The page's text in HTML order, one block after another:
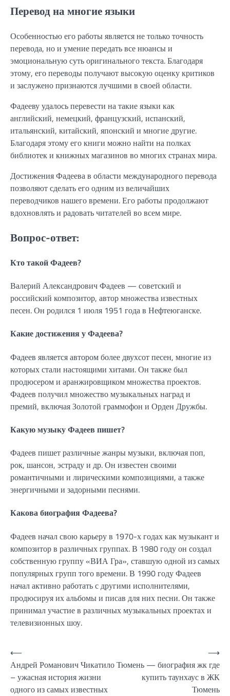
Перевод на многие языки
Особенностью его работы является не только точность
перевода, но и умение передать все нюансы и
эмоциональную суть оригинального текста. Благодаря
этому, его переводы получают высокую оценку критиков
и заслужено признаются лучшими в своей области.
Фадееву удалось перевести на такие языки как
английский, немецкий, французский, испанский,
итальянский, китайский, японский и многие другие.
Благодаря этому его книги можно найти на полках
библиотек и книжных магазинов во многих странах мира.
Достижения Фадеева в области международного перевода
позволяют сделать его одним из величайших
переводчиков нашего времени. Его работы продолжают
вдохновлять и радовать читателей во всем мире.
Вопрос-ответ:
Кто такой Фадеев?
Валерий Александрович Фадеев — советский и
российский композитор, автор множества известных
песен. Он родился 1 июля 1951 года в Нефтеюганске.
Какие достижения у Фадеева?
Фадеев является автором более двухсот песен, многие из
которых стали настоящими хитами. Он также был
продюсером и аранжировщиком множества проектов.
Фадеев получил множество музыкальных наград и
премий, включая Золотой граммофон и Орден Дружбы.
Какую музыку Фадеев пишет?
Фадеев пишет различные жанры музыки, включая поп,
рок, шансон, эстраду и др. Он известен своими
романтичными и лирическими композициями, а также
энергичными и задорными песнями.
Какова биография Фадеева?
Фадеев начал свою карьеру в 1970-х годах как музыкант и
композитор в различных группах. В 1980 году он создал
собственную группу «ВИА Гра», ставшую одной из самых
популярных групп того времени. В 1990 году Фадеев
начал активно работать с другими исполнителями,
продюсируя их альбомы и писав для них песни. Он также
принимал участие в различных музыкальных проектах и
телевизионных шоу.
Навигация
по
записям
⟵
Андрей Романович Чикатило
– ужасная история жизни
одного из самых известных
Тюмень — биография жк где
купить таунхаус в ЖК
Тюмень
⟶